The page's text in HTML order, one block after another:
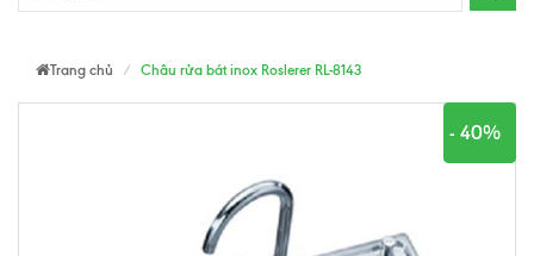
Trang chủ Châu rửa bát inox Roslerer RL-8143
- 40%